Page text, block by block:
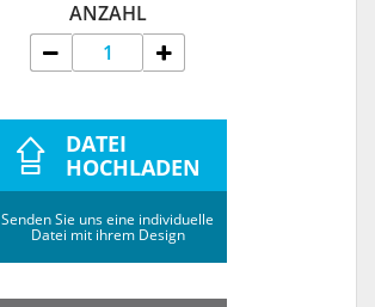
ANZAHL
DATEI
HOCHLADEN
Senden Sie uns eine individuelle
Datei mit ihrem Design